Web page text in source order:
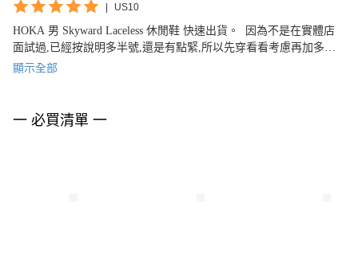
| US10
HOKA 男 Skyward Laceless 休閒鞋 快速出貨。  因為不是在實體店
面試過,已經按說明多半號,還是有點緊,所以先穿看看考慮再加多一
號再選購一雙。
顯示全部
一 必買清單 一